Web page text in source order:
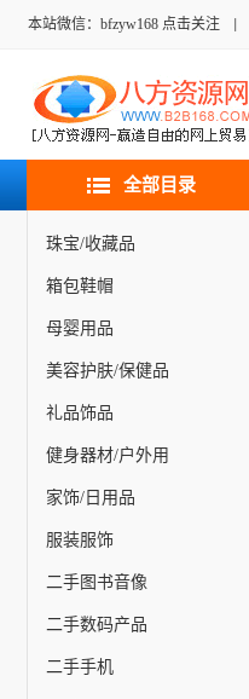
本站微信：bfzyw168 点击关注
全部目录
珠宝/收藏品
箱包鞋帽
母婴用品
美容护肤/保健品
礼品饰品
健身器材/户外用
家饰/日用品
服装服饰
二手图书音像
二手数码产品
二手手机